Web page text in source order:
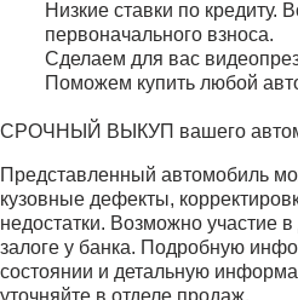
Низкие ставки по
первоначального взноса.
Сделаем для вас
Поможем купить любой
СРОЧНЫЙ ВЫКУП вашего
Представленный автомобиль
кузовные дефекты,
недостатки. Возможно участие
залоге у банка. Подробную
состоянии и детальную